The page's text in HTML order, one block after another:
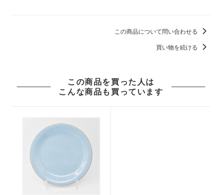
この商品について問い合わせる
買い物を続ける
この商品を買った人は
こんな商品も買っています